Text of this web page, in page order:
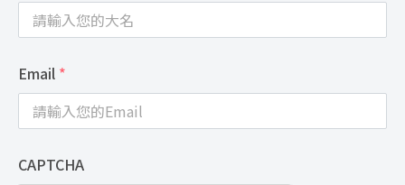
Email *
CAPTCHA